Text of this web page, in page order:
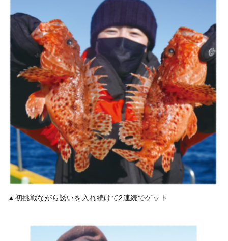
▲初挑戦ながら誘いを入れ続けて2連続でゲット